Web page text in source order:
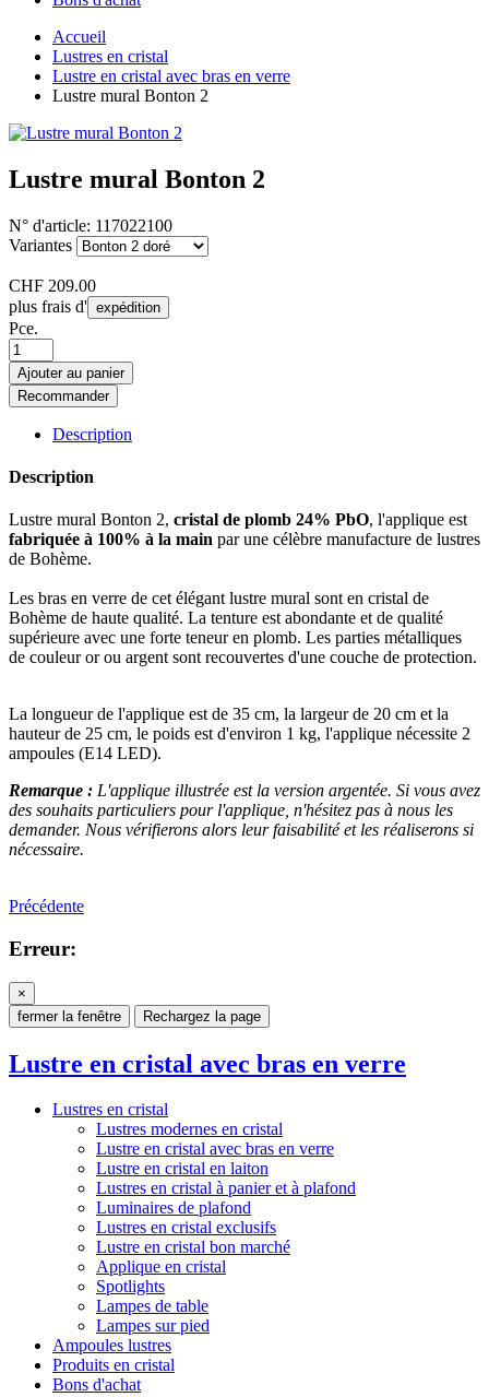
Accueil
Lustres en cristal
Lustre en cristal avec bras en verre
Lustre mural Bonton 2
Lustre mural Bonton 2
N° d'article: 117022100
Variantes
CHF 209.00
plus frais d' expédition
Pce.
Ajouter au panier
Recommander
Description
Description
Lustre mural Bonton 2, cristal de plomb 24% PbO, l'applique est
fabriquée à 100% à la main par une célèbre manufacture de lustres
de Bohème.
Les bras en verre de cet élégant lustre mural sont en cristal de
Bohème de haute qualité. La tenture est abondante et de qualité
supérieure avec une forte teneur en plomb. Les parties métalliques
de couleur or ou argent sont recouvertes d'une couche de protection.
La longueur de l'applique est de 35 cm, la largeur de 20 cm et la
hauteur de 25 cm, le poids est d'environ 1 kg, l'applique nécessite 2
ampoules (E14 LED).
Remarque : L'applique illustrée est la version argentée. Si vous avez
des souhaits particuliers pour l'applique, n'hésitez pas à nous les
demander. Nous vérifierons alors leur faisabilité et les réaliserons si
nécessaire.
Précédente
Erreur:
×
fermer la fenêtre
Rechargez la page
Lustre en cristal avec bras en verre
Lustres en cristal
Lustres modernes en cristal
Lustre en cristal avec bras en verre
Lustre en cristal en laiton
Lustres en cristal à panier et à plafond
Luminaires de plafond
Lustres en cristal exclusifs
Lustre en cristal bon marché
Applique en cristal
Spotlights
Lampes de table
Lampes sur pied
Ampoules lustres
Produits en cristal
Bons d'achat